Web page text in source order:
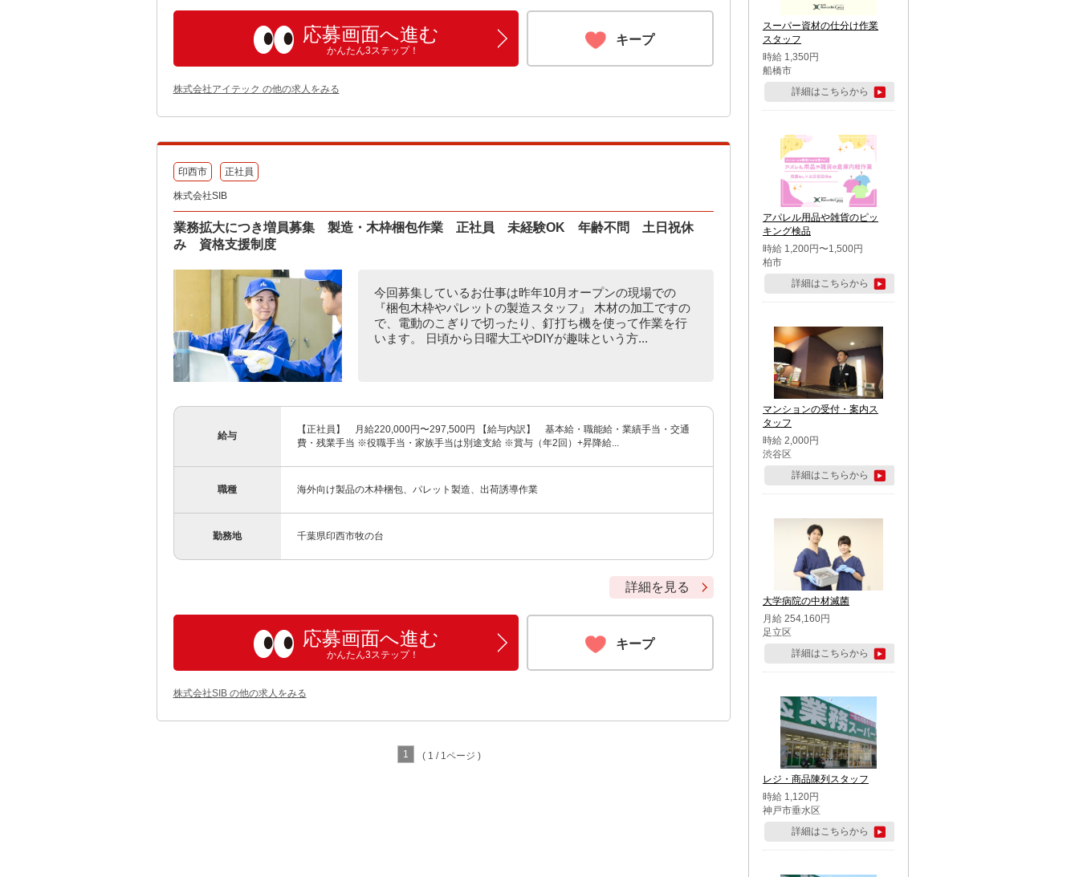
応募画面へ進む
かんたん3ステップ！
キープ
株式会社アイテック の他の求人をみる
印西市 正社員
株式会社SIB
業務拡大につき増員募集 製造・木枠梱包作業 正社員 未経験OK 年齢不問 土日祝休
み 資格支援制度
今回募集しているお仕事は昨年10月オープンの現場での
『梱包木枠やパレットの製造スタッフ』 木材の加工ですの
で、電動のこぎりで切ったり、釘打ち機を使って作業を行
います。 日頃から日曜大工やDIYが趣味という方...
給与
【正社員】 月給220,000円〜297,500円 【給与内訳】 基本給・職能給・業績手当・交通
費・残業手当 ※役職手当・家族手当は別途支給 ※賞与（年2回）+昇降給...
職種 海外向け製品の木枠梱包、パレット製造、出荷誘導作業
勤務地 千葉県印西市牧の台
詳細を見る
応募画面へ進む
かんたん3ステップ！
キープ
株式会社SIB の他の求人をみる
1 ( 1 / 1ページ )
スーパー資材の仕分け作業
スタッフ
時給 1,350円
船橋市
詳細はこちらから
アパレル用品や雑貨のピッ
キング検品
時給 1,200円〜1,500円
柏市
詳細はこちらから
マンションの受付・案内ス
タッフ
時給 2,000円
渋谷区
詳細はこちらから
大学病院の中材滅菌
月給 254,160円
足立区
詳細はこちらから
レジ・商品陳列スタッフ
時給 1,120円
神戸市垂水区
詳細はこちらから